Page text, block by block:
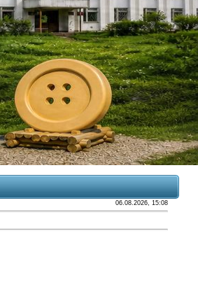
06.08.2026, 15:08